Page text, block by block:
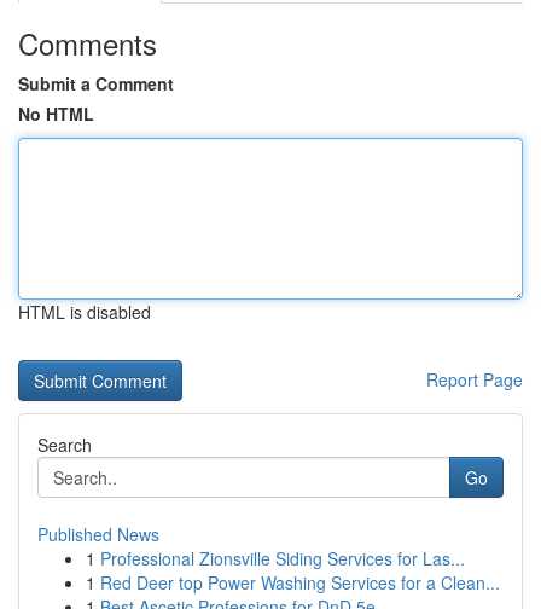
Comments
Submit a Comment
No HTML
HTML is disabled
Report Page
Search
Go
Published News
1 Professional Zionsville Siding Services for Las...
1 Red Deer top Power Washing Services for a Clean...